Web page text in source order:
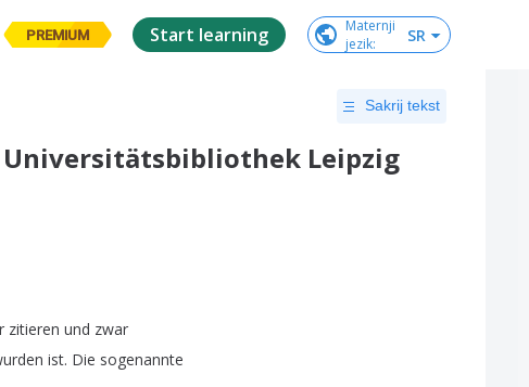
PREMIUM Start learning
Maternji
jezik: SR
Sakrij tekst
Leipzig
zitieren und zwar
ist. Die sogenannte